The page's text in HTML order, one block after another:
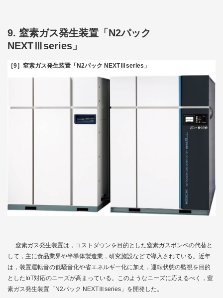
9. 窒素ガス発生装置「N2パック
NEXTⅢseries」
［9］窒素ガス発生装置「N2パック NEXTⅢseries」
窒素ガス発生装置は，コストダウンを目的とした窒素ガスボンベの代替と
して，主に食品業界や半導体製造業，研究施設などで導入されている。近年
は，装置運転音の低騒音化や省エネルギー化に加え，運転状態の監視を目的
としたIoT対応のニーズが高まっている。このようなニーズに応えるべく，窒
素ガス発生装置「N2パック NEXTⅢseries」を開発した。